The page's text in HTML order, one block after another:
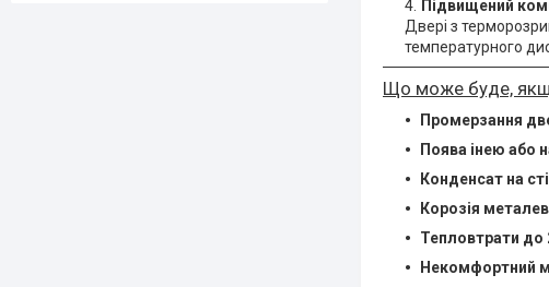
Підвищений
Двері з
температурного
Що може буде,
Промерзання
Поява інею або
Конденсат на
Корозія
Тепловтрати до
Некомфортний